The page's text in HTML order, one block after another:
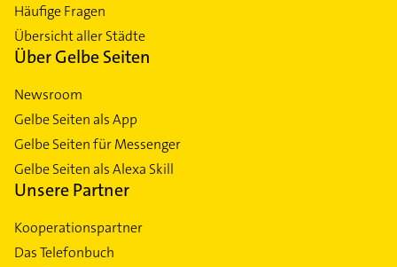
Häufige Fragen
Übersicht aller Städte
Über Gelbe Seiten
Newsroom
Gelbe Seiten als App
Gelbe Seiten für Messenger
Gelbe Seiten als Alexa Skill
Unsere Partner
Kooperationspartner
Das Telefonbuch